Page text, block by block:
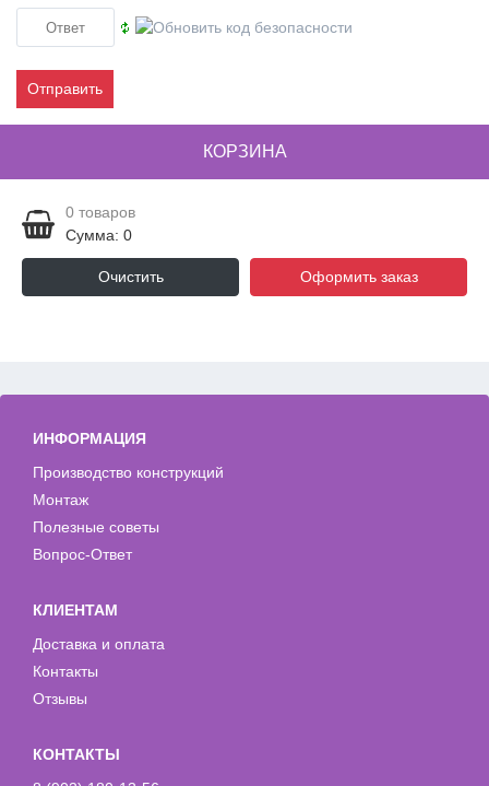
Отправить
КОРЗИНА
0 товаров
Сумма: 0
Очистить Оформить заказ
ИНФОРМАЦИЯ
Производство конструкций
Монтаж
Полезные советы
Вопрос-Ответ
КЛИЕНТАМ
Доставка и оплата
Контакты
Отзывы
КОНТАКТЫ